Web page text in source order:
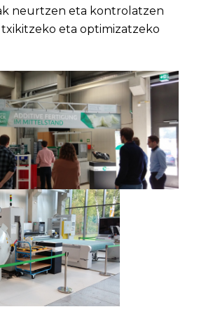
neurtzen eta kontrolatzen
eta optimizatzeko